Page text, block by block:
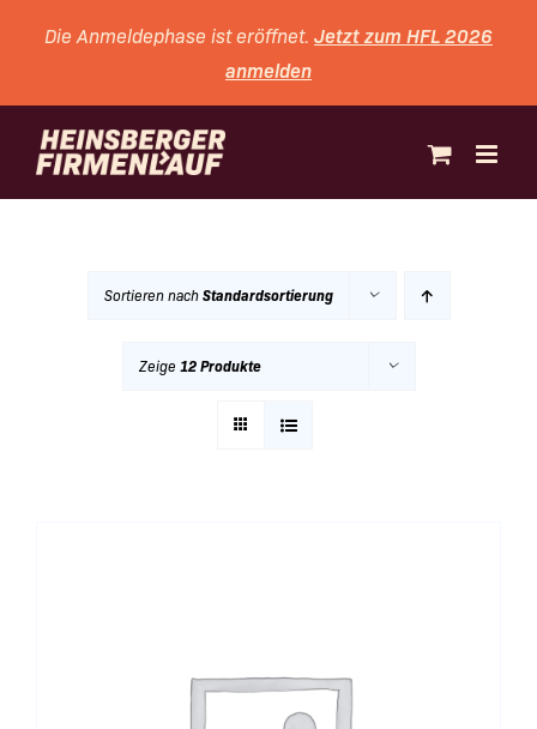
InhaltDie Anmeldephase ist eröffnet. Jetzt zum HFL 2026
anmelden
Sortieren nachStandardsortierung
Zeige 12 Produkte